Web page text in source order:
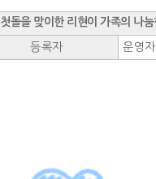
첫돌을 맞이한 리현이 가족의 나눔
등록자 운영자